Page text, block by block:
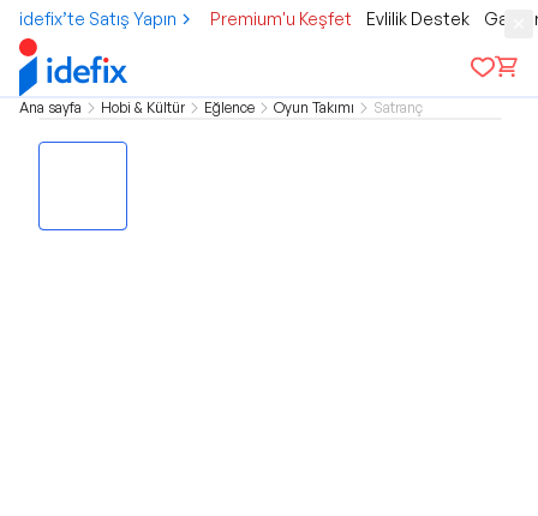
idefix’te Satış Yapın Premium'u Keşfet Evlilik Destek
Ana sayfa Hobi & Kültür Eğlence Oyun Takımı Satranç